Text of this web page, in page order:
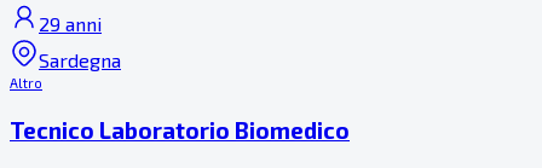
29 anni
Sardegna
Altro
Tecnico Laboratorio Biomedico